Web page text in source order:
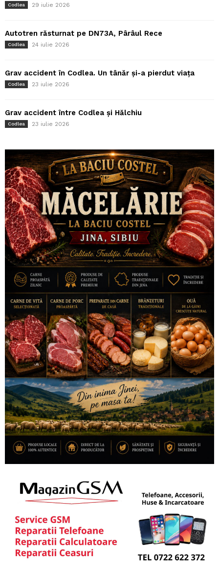
Codlea 29 iulie 2026
Autotren răsturnat pe DN73A, Pârâul Rece
Codlea 24 iulie 2026
Grav accident în Codlea. Un tânăr și-a pierdut viața
Codlea 23 iulie 2026
Grav accident între Codlea și Hălchiu
Codlea 23 iulie 2026